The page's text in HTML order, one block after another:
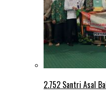
2.752 Santri Asal